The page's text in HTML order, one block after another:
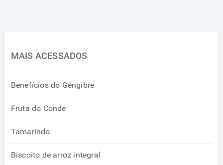
MAIS ACESSADOS
Benefícios do Gengibre
Fruta do Conde
Tamarindo
Biscoito de arroz integral